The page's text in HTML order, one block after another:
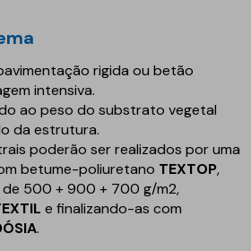
rigida ou betão
intensiva.
ao peso do substrato vegetal
da estrutura.
poderão ser realizados por uma
betume-poliuretano TEXTOP,
500 + 900 + 700 g/m2,
e finalizando-as com
.